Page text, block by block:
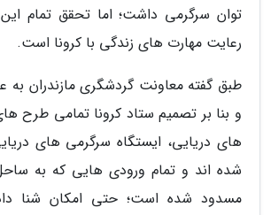
توان سرگرمی داشت؛ اما تحقق تمام
رعایت مهارت های زندگی با کرونا است.
طبق گفته معاونت گردشگری مازندران
و بنا بر تصمیم ستاد کرونا تمامی طرح
های دریایی، ایستگاه سرگرمی های
شده اند و تمام ورودی هایی که به
مسدود شده است؛ حتی امکان شنا